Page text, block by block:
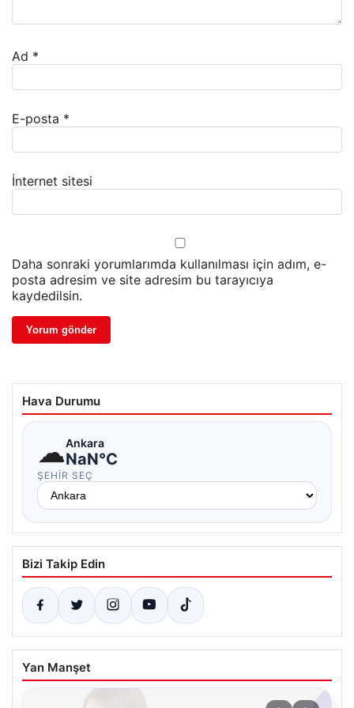
Ad *
E-posta *
İnternet sitesi
Daha sonraki yorumlarımda kullanılması için adım, e-
posta adresim ve site adresim bu tarayıcıya
kaydedilsin.
Hava Durumu
☁Ankara
NaN°C
ŞEHIR SEÇ
Bizi Takip Edin
Yan Manşet